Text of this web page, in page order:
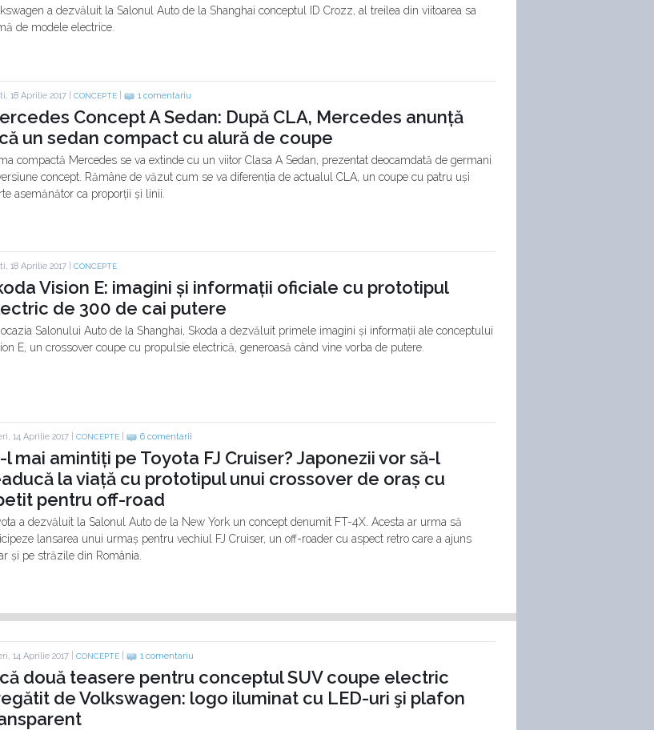
a dezvăluit la Salonul Auto de la Shanghai conceptul ID Crozz, al treilea din viitoarea sa
de modele electrice.
18 Aprilie 2017 | CONCEPTE 1 comentariu
Concept A Sedan: După CLA, Mercedes anunță
un sedan compact cu alură de coupe
compactă Mercedes se va extinde cu un viitor Clasa A Sedan, prezentat deocamdată de germani
concept. Rămâne de văzut cum se va diferenția de actualul CLA, un coupe cu patru uși
asemănător ca proporții și linii.
18 Aprilie 2017 | CONCEPTE
Vision E: imagini și informații oficiale cu prototipul
de 300 de cai putere
Salonului Auto de la Shanghai, Skoda a dezvăluit primele imagini și informații ale conceptului
E, un crossover coupe cu propulsie electrică, generoasă când vine vorba de putere.
14 Aprilie 2017 | CONCEPTE 6 comentarii
l mai amintiți pe Toyota FJ Cruiser? Japonezii vor să-l
la viață cu prototipul unui crossover de oraș cu
pentru off-road
a dezvăluit la Salonul Auto de la New York un concept denumit FT-4X. Acesta ar urma să
lansarea unui urmaș pentru vechiul FJ Cruiser, un off-roader cu aspect retro care a ajuns
și pe străzile din România.
14 Aprilie 2017 | CONCEPTE 1 comentariu
două teasere pentru conceptul SUV coupe electric
de Volkswagen: logo iluminat cu LED-uri şi plafon